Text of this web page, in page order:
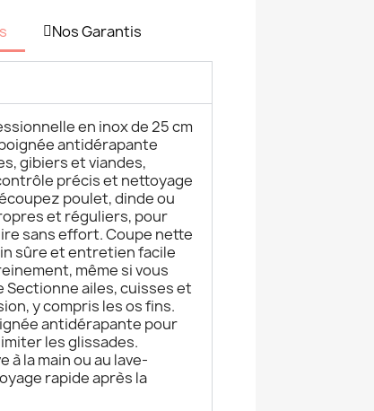
Nos Garantis
en inox de 25 cm
antidérapante
gibiers et viandes,
précis et nettoyage
poulet, dinde ou
et réguliers, pour
sans effort. Coupe nette
sûre et entretien facile
même si vous
ailes, cuisses et
y compris les os fins.
antidérapante pour
les glissades.
à la main ou au lave-
rapide après la